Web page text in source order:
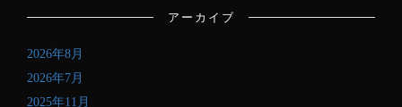
レ
ス
を
アーカイブ
2026年8月
2026年7月
2025年11月